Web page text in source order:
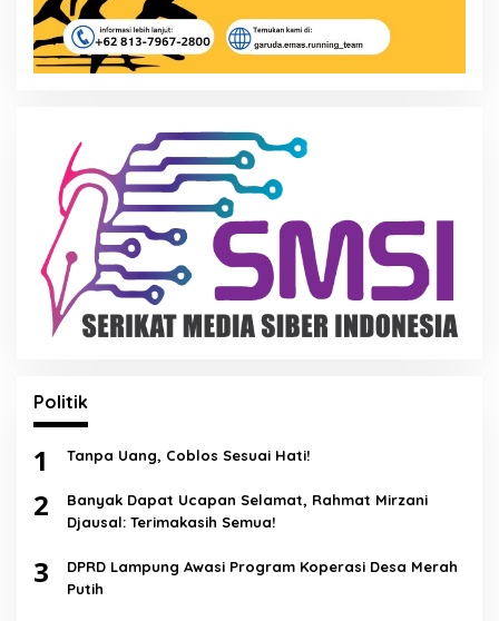
Politik
1 Tanpa Uang, Coblos Sesuai Hati!
2
Banyak Dapat Ucapan Selamat, Rahmat Mirzani
Djausal: Terimakasih Semua!
3
DPRD Lampung Awasi Program Koperasi Desa Merah
Putih